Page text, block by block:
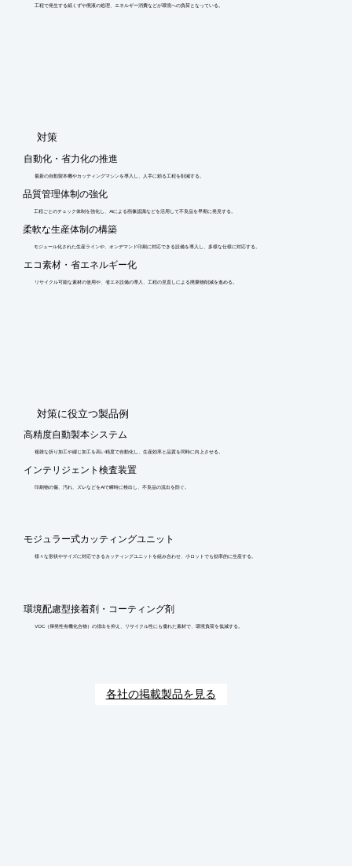
工程で発生する紙くずや廃液の処理、エネルギー消費などが環境への負荷となっている。
​対策
自動化・省力化の推進
最新の自動製本機やカッティングマシンを導入し、人手に頼る工程を削減する。
品質管理体制の強化
工程ごとのチェック体制を強化し、AIによる画像認識などを活用して不良品を早期に発見する。
柔軟な生産体制の構築
モジュール化された生産ラインや、オンデマンド印刷に対応できる設備を導入し、多様な仕様に対応する。
エコ素材・省エネルギー化
リサイクル可能な素材の使用や、省エネ設備の導入、工程の見直しによる廃棄物削減を進める。
​対策に役立つ製品例
高精度自動製本システム
複雑な折り加工や綴じ加工を高い精度で自動化し、生産効率と品質を同時に向上させる。
インテリジェント検査装置
印刷物の傷、汚れ、ズレなどをAIで瞬時に検出し、不良品の流出を防ぐ。
モジュラー式カッティングユニット
様々な形状やサイズに対応できるカッティングユニットを組み合わせ、小ロットでも効率的に生産する。
環境配慮型接着剤・コーティング剤
VOC（揮発性有機化合物）の排出を抑え、リサイクル性にも優れた素材で、環境負荷を低減する。
各社の掲載製品を見る